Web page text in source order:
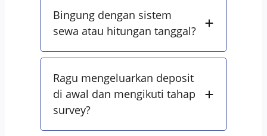
Bingung dengan sistem
sewa atau hitungan tanggal?
Ragu mengeluarkan deposit
di awal dan mengikuti tahap
survey?